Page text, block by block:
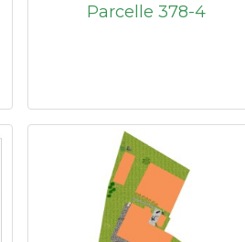
Parcelle 378-4